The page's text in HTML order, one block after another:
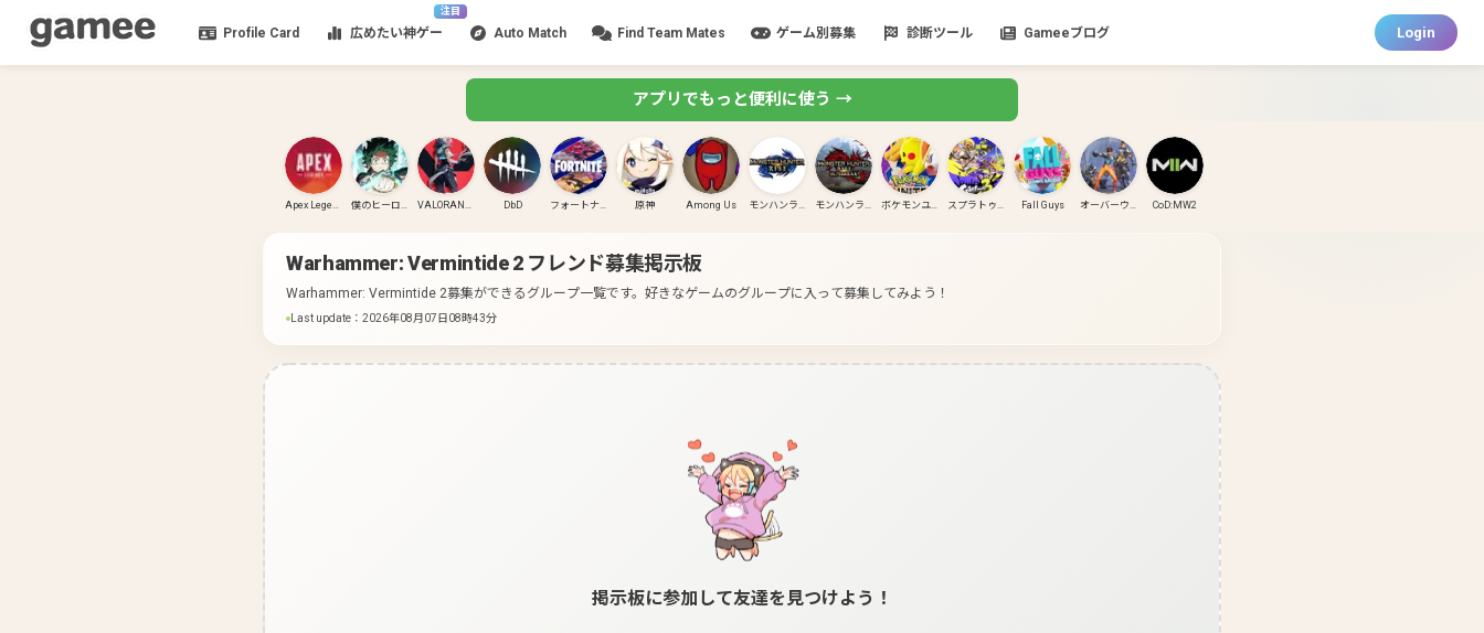
Profile Card
注目
広めたい神ゲー Auto Match Find Team Mates ゲーム別募集 診断ツール Gameeブログ Login
アプリでもっと便利に使う →
Apex Legends 僕のヒーローアカデミア ULTRA RUMBLE VALORANT(PC) DbD フォートナイト 原神 Among Us モンハンライズ モンハンライズ:サンブレイク ポケモンユナイト スプラトゥーン3 Fall Guys オーバーウォッチ CoD:MW2
Warhammer: Vermintide 2フレンド募集掲示板
Warhammer: Vermintide 2募集ができるグループ一覧です。 好きなゲームのグループに入って募集してみよう！
Last update ： 2026年08月07日08時43分
掲示板に参加して友達を見つけよう！